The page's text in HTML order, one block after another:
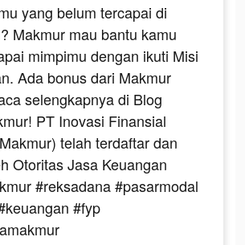
yang belum tercapai di
Makmur mau bantu kamu
mimpimu dengan ikuti Misi
Ada bonus dari Makmur
selengkapnya di Blog
PT Inovasi Finansial
telah terdaftar dan
Otoritas Jasa Keuangan
#reksadana #pasarmodal
#fyp